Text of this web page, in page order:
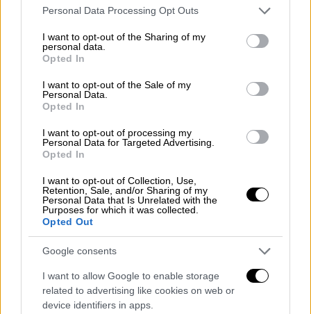
Please note that this website/app uses one or more Google
not limited to your visit or usage behaviour. You may click to
grant or deny consent to Google and its third-party tags to
use your data for below specified purposes in below Google
consent section.
Personal Data Processing Opt Outs
I want to opt-out of the Sharing of my
personal data.
Opted In
I want to opt-out of the Sale of my
Personal Data.
Opted In
I want to opt-out of processing my
Personal Data for Targeted Advertising.
Opted In
I want to opt-out of Collection, Use,
Retention, Sale, and/or Sharing of my
Personal Data that Is Unrelated with the
Purposes for which it was collected.
Opted Out
Google consents
I want to allow Google to enable storage
related to advertising like cookies on web or
device identifiers in apps.
Υγεία|02.01.2022 12:37
Ποιοι διαθέτουν τα περισσότερα
αντισώματα έναντι της μετάλλαξης
Όμικρον – Τι ισχύει για εμβολιασμένους